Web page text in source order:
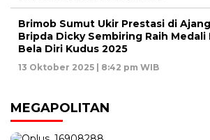
Brimob Sumut Ukir Prestasi di
Bripda Dicky Sembiring Raih Medali
Bela Diri Kudus 2025
13 Oktober 2025 | 8:42 pm WIB
MEGAPOLITAN